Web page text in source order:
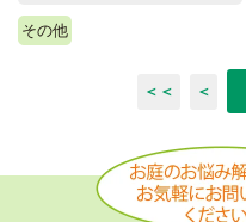
その他
＜＜ ＜